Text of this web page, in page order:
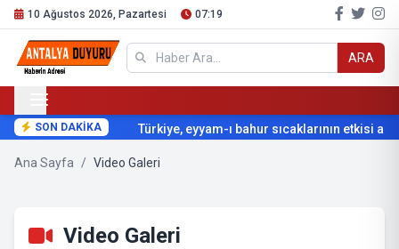
10 Ağustos 2026, Pazartesi 07:19
ARA
SON DAKİKA Türkiye, eyyam-ı bahur sıcaklarının etkisi
Ana Sayfa / Video Galeri
Video Galeri